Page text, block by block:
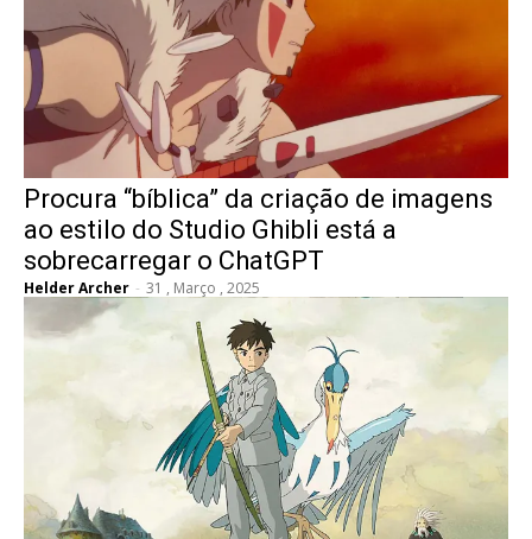
Procura “bíblica” da criação de imagens
ao estilo do Studio Ghibli está a
sobrecarregar o ChatGPT
Helder Archer - 31 , Março , 2025